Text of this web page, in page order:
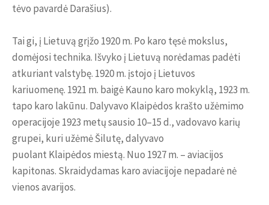
tėvo pavardė Darašius).
Tai gi, į Lietuvą grįžo 1920 m. Po karo tęsė mokslus,
domėjosi technika. Išvyko į Lietuvą norėdamas padėti
atkuriant valstybę. 1920 m. įstojo į Lietuvos
kariuomenę. 1921 m. baigė Kauno karo mokyklą, 1923 m.
tapo karo lakūnu. Dalyvavo Klaipėdos krašto užėmimo
operacijoje 1923 metų sausio 10–15 d., vadovavo karių
grupei, kuri užėmė Šilutę, dalyvavo
puolant Klaipėdos miestą. Nuo 1927 m. – aviacijos
kapitonas. Skraidydamas karo aviacijoje nepadarė nė
vienos avarijos.